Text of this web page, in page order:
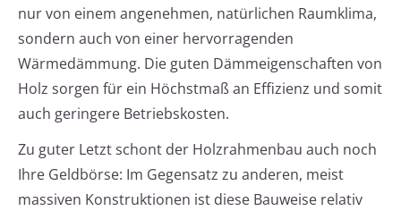
nur von einem angenehmen, natürlichen Raumklima,
sondern auch von einer hervorragenden
Wärmedämmung. Die guten Dämmeigenschaften von
Holz sorgen für ein Höchstmaß an Effizienz und somit
auch geringere Betriebskosten.
Zu guter Letzt schont der Holzrahmenbau auch noch
Ihre Geldbörse: Im Gegensatz zu anderen, meist
massiven Konstruktionen ist diese Bauweise relativ